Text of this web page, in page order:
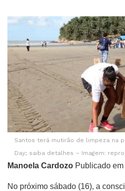
Santos terá mutirão de limpeza na
Day; saiba detalhes – Imagem:
Manoela Cardozo Publicado
No próximo sábado (16), a